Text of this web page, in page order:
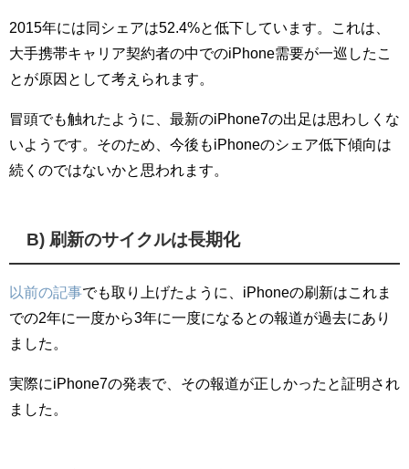
2015年には同シェアは52.4%と低下しています。これは、
大手携帯キャリア契約者の中でのiPhone需要が一巡したこ
とが原因として考えられます。
冒頭でも触れたように、最新のiPhone7の出足は思わしくな
いようです。そのため、今後もiPhoneのシェア低下傾向は
続くのではないかと思われます。
B) 刷新のサイクルは長期化
以前の記事でも取り上げたように、iPhoneの刷新はこれま
での2年に一度から3年に一度になるとの報道が過去にあり
ました。
実際にiPhone7の発表で、その報道が正しかったと証明され
ました。